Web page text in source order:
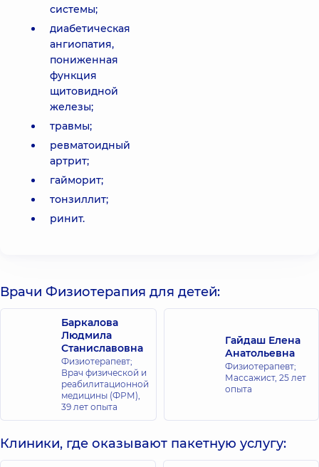
системы;
диабетическая
ангиопатия,
пониженная
функция
щитовидной
железы;
травмы;
ревматоидный
артрит;
гайморит;
тонзиллит;
ринит.
Врачи Физиотерапия для детей:
Баркалова
Людмила
Станиславовна
Физиотерапевт;
Врач физической и
реабилитационной
медицины (ФРМ),
39 лет опыта
Гайдаш Елена
Анатольевна
Физиотерапевт;
Массажист, 25 лет
опыта
Клиники, где оказывают пакетную услугу: